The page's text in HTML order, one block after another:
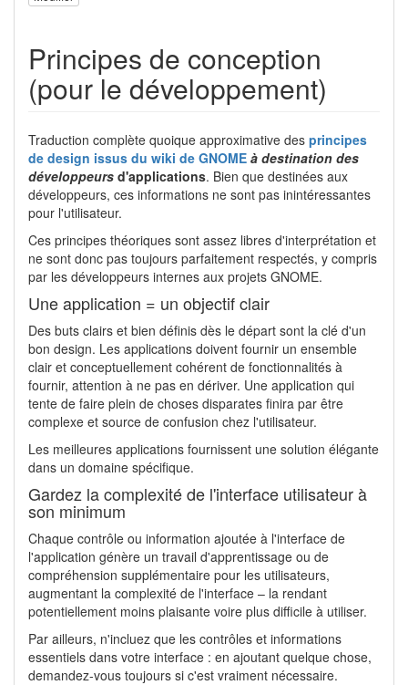
Principes de conception
(pour le développement)
Traduction complète quoique approximative des principes
de design issus du wiki de GNOME à destination des
développeurs d'applications. Bien que destinées aux
développeurs, ces informations ne sont pas inintéressantes
pour l'utilisateur.
Ces principes théoriques sont assez libres d'interprétation et
ne sont donc pas toujours parfaitement respectés, y compris
par les développeurs internes aux projets GNOME.
Une application = un objectif clair
Des buts clairs et bien définis dès le départ sont la clé d'un
bon design. Les applications doivent fournir un ensemble
clair et conceptuellement cohérent de fonctionnalités à
fournir, attention à ne pas en dériver. Une application qui
tente de faire plein de choses disparates finira par être
complexe et source de confusion chez l'utilisateur.
Les meilleures applications fournissent une solution élégante
dans un domaine spécifique.
Gardez la complexité de l'interface utilisateur à
son minimum
Chaque contrôle ou information ajoutée à l'interface de
l'application génère un travail d'apprentissage ou de
compréhension supplémentaire pour les utilisateurs,
augmentant la complexité de l'interface – la rendant
potentiellement moins plaisante voire plus difficile à utiliser.
Par ailleurs, n'incluez que les contrôles et informations
essentiels dans votre interface : en ajoutant quelque chose,
demandez-vous toujours si c'est vraiment nécessaire.